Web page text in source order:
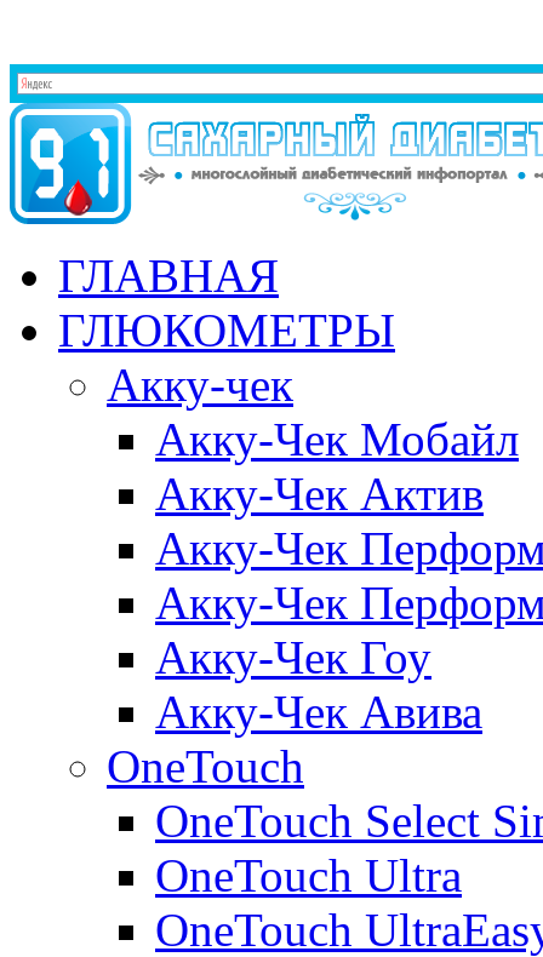
ГЛАВНАЯ
ГЛЮКОМЕТРЫ
Акку-чек
Акку-Чек Мобайл
Акку-Чек Актив
Акку-Чек
Акку-Чек
Акку-Чек Гоу
Акку-Чек Авива
OneTouch
OneTouch Select
OneTouch Ultra
OneTouch